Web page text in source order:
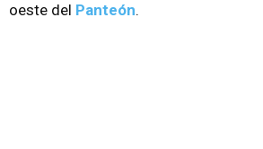
oeste del Panteón.